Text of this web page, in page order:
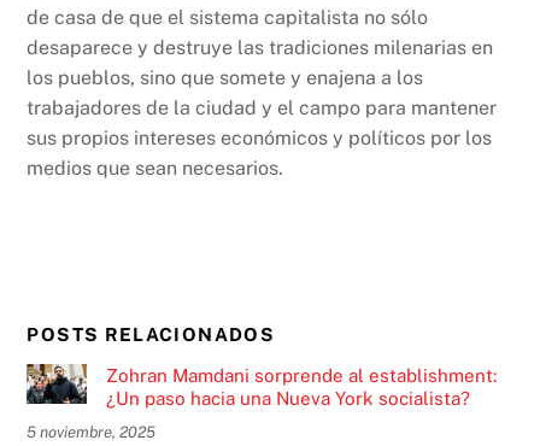
de casa de que el sistema capitalista no sólo
desaparece y destruye las tradiciones milenarias en
los pueblos, sino que somete y enajena a los
trabajadores de la ciudad y el campo para mantener
sus propios intereses económicos y políticos por los
medios que sean necesarios.
POSTS RELACIONADOS
Zohran Mamdani sorprende al establishment:
¿Un paso hacia una Nueva York socialista?
5 noviembre, 2025